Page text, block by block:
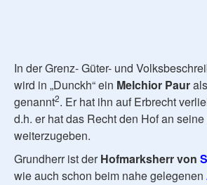
In der Grenz- Güter- und
wird in „Dunckh“ ein Melchior Paur
genannt2. Er hat ihn auf Erbrecht
d.h. er hat das Recht den Hof an
weiterzugeben.
Grundherr ist derHofmarksherr von
wie auch schon beim nahe gelegenen